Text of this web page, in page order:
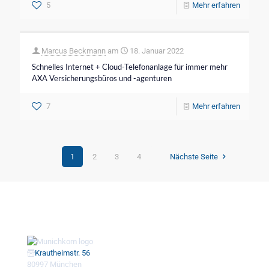
5 Mehr erfahren
Marcus Beckmann am 18. Januar 2022
Schnelles Internet + Cloud-Telefonanlage für immer mehr
AXA Versicherungsbüros und -agenturen
7 Mehr erfahren
1 2 3 4 Nächste Seite
Krautheimstr. 56
80997 München